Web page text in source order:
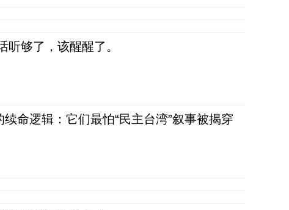
够了，该醒醒了。
命逻辑：它们最怕“民主台湾”叙事被揭穿